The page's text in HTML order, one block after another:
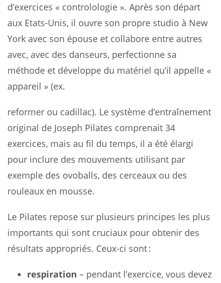
d’exercices « controlologie ». Après son départ
aux Etats-Unis, il ouvre son propre studio à New
York avec son épouse et collabore entre autres
avec, avec des danseurs, perfectionne sa
méthode et développe du matériel qu’il appelle «
appareil » (ex.
reformer ou cadillac). Le système d’entraînement
original de Joseph Pilates comprenait 34
exercices, mais au fil du temps, il a été élargi
pour inclure des mouvements utilisant par
exemple des ovoballs, des cerceaux ou des
rouleaux en mousse.
Le Pilates repose sur plusieurs principes les plus
importants qui sont cruciaux pour obtenir des
résultats appropriés. Ceux-ci sont :
respiration – pendant l’exercice, vous devez